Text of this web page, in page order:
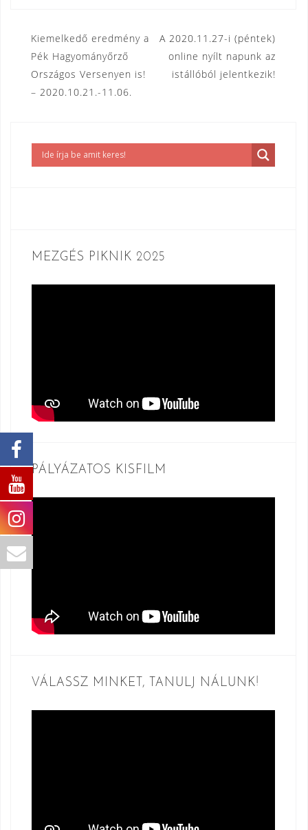
Bejegyzés
navigáció
Kiemelkedő eredmény a
Pék Hagyományőrző
Országos Versenyen is!
– 2020.10.21.-11.06.
A 2020.11.27-i (péntek)
online nyílt napunk az
istállóból jelentkezik!
MEZGÉS PIKNIK 2025
PÁLYÁZATOS KISFILM
VÁLASSZ MINKET, TANULJ NÁLUNK!